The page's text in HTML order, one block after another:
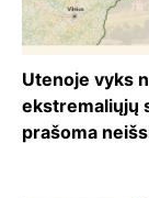
Utenoje vyks
ekstremaliųjų
prašoma